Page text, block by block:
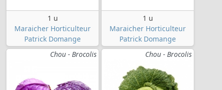
1 u
Maraicher Horticulteur
Patrick Domange
1 u
Maraicher Horticulteur
Patrick Domange
Chou - Brocolis
Chou - Brocolis